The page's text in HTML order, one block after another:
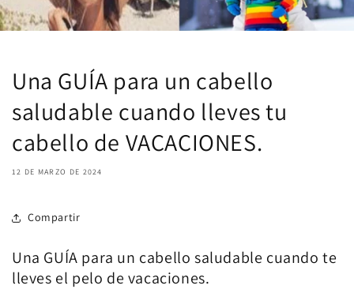
Una GUÍA para un cabello
saludable cuando lleves tu
cabello de VACACIONES.
12 DE MARZO DE 2024
Compartir
Una GUÍA para un cabello saludable cuando te
lleves el pelo de vacaciones.